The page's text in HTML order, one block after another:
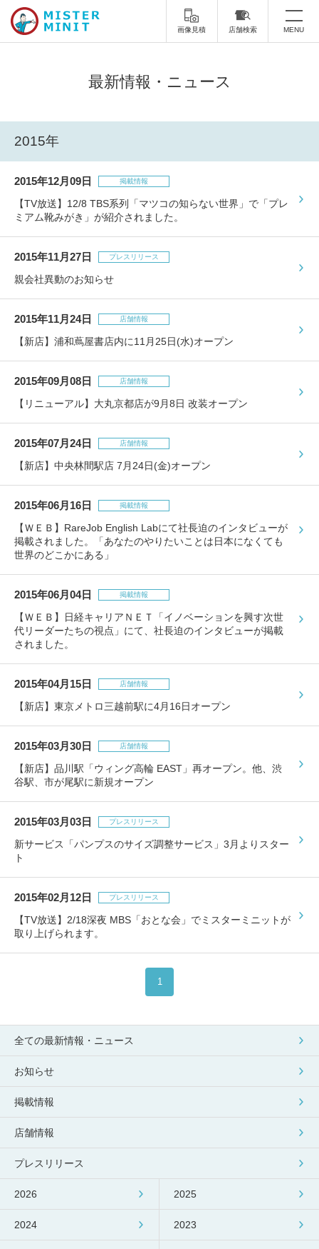
画像見積 店舗検索 MENU
スニーカー修理
傘修理
包丁研ぎ
よくあるご質問
お問い合わせ
採用情報
最新情報・ニュース
2015年
2015年12月09日 掲載情報
【TV放送】12/8 TBS系列「マツコの知らない世界」で「プレ
ミアム靴みがき」が紹介されました。
2015年11月27日 プレスリリース
親会社異動のお知らせ
2015年11月24日 店舗情報
【新店】浦和蔦屋書店内に11月25日(水)オープン
2015年09月08日 店舗情報
【リニューアル】大丸京都店が9月8日 改装オープン
2015年07月24日 店舗情報
【新店】中央林間駅店 7月24日(金)オープン
2015年06月16日 掲載情報
【ＷＥＢ】RareJob English Labにて社長迫のインタビューが
掲載されました。「あなたのやりたいことは日本になくても
世界のどこかにある」
2015年06月04日 掲載情報
【ＷＥＢ】日経キャリアＮＥＴ「イノベーションを興す次世
代リーダーたちの視点」にて、社長迫のインタビューが掲載
されました。
2015年04月15日 店舗情報
【新店】東京メトロ三越前駅に4月16日オープン
2015年03月30日 店舗情報
【新店】品川駅「ウィング高輪 EAST」再オープン。他、渋
谷駅、市が尾駅に新規オープン
2015年03月03日 プレスリリース
新サービス「パンプスのサイズ調整サービス」3月よりスター
ト
2015年02月12日 プレスリリース
【TV放送】2/18深夜 MBS「おとな会」でミスターミニットが
取り上げられます。
1
全ての最新情報・ニュース
お知らせ
掲載情報
店舗情報
プレスリリース
2026 2025
2024 2023